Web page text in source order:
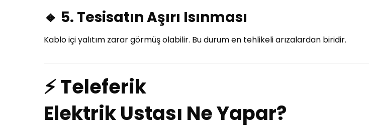
🔸 5. Tesisatın Aşırı Isınması
Kablo içi yalıtım zarar görmüş olabilir. Bu durum en tehlikeli arızalardan biridir.
⚡ Teleferik
Elektrik Ustası Ne Yapar?